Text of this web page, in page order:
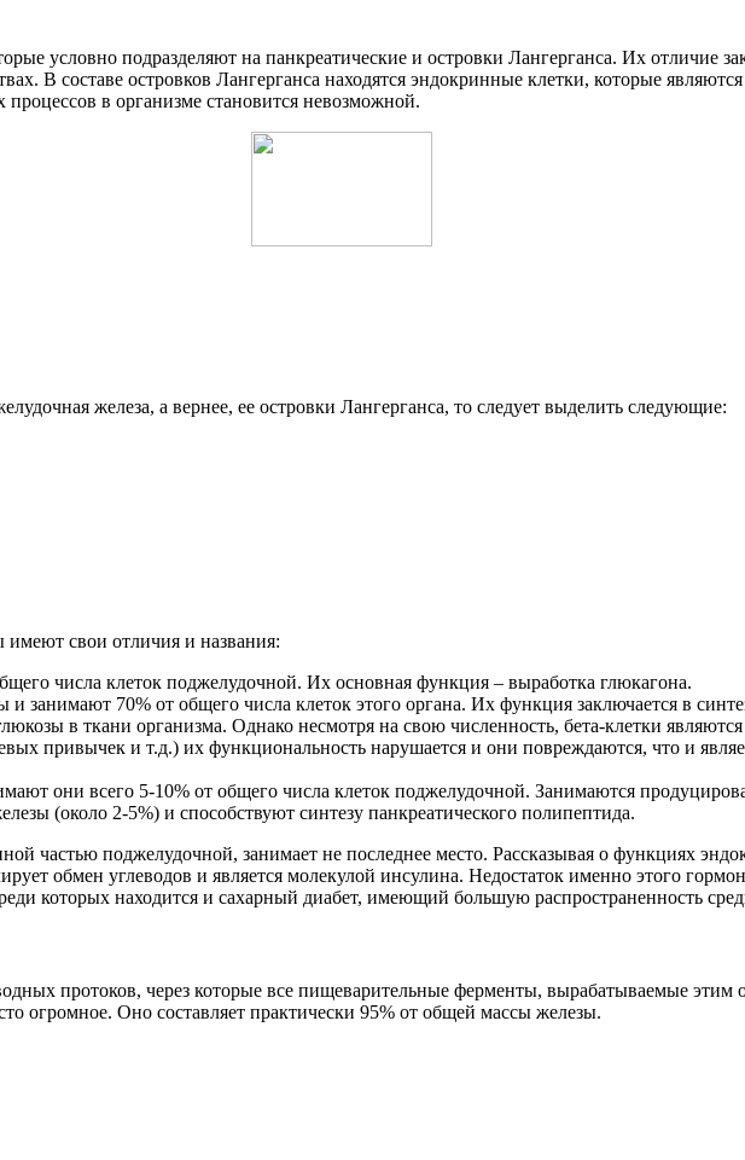
условно подразделяют на панкреатические и островки Лангерганса. Их отличие
В составе островков Лангерганса находятся эндокринные клетки, которые
в организме становится невозможной.
железа, а вернее, ее островки Лангерганса, то следует выделить следующие:
свои отличия и названия:
числа клеток поджелудочной. Их основная функция – выработка глюкагона.
занимают 70% от общего числа клеток этого органа. Их функция заключается в
в ткани организма. Однако несмотря на свою численность, бета-клетки
привычек и т.д.) их функциональность нарушается и они повреждаются, что и
они всего 5-10% от общего числа клеток поджелудочной. Занимаются
(около 2-5%) и способствуют синтезу панкреатического полипептида.
частью поджелудочной, занимает не последнее место. Рассказывая о функциях
обмен углеводов и является молекулой инсулина. Недостаток именно этого
которых находится и сахарный диабет, имеющий большую распространенность
протоков, через которые все пищеварительные ферменты, вырабатываемые этим
огромное. Оно составляет практически 95% от общей массы железы.